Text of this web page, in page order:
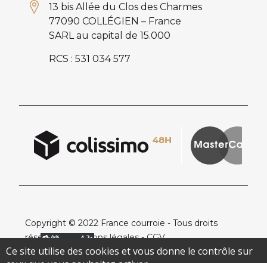
13 bis Allée du Clos des Charmes
77090 COLLÉGIEN – France
SARL au capital de 15.000
RCS : 531 034 577
Copyright © 2022 France courroie - Tous droits
réservés -
Mentions légales-CGV
Ce site utilise des cookies et vous donne le contrôle sur